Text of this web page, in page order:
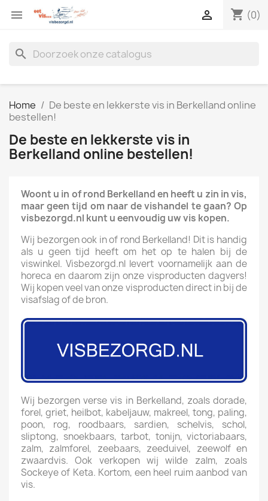
 shopping_cart (0)

search
Home
De beste en lekkerste vis in Berkelland online
bestellen!
De beste en lekkerste vis in
Berkelland online bestellen!
Woont u in of rond Berkelland en heeft u zin in vis,
maar geen tijd om naar de vishandel te gaan? Op
visbezorgd.nl kunt u eenvoudig uw vis kopen.
Wij bezorgen ook in of rond Berkelland! Dit is handig
als u geen tijd heeft om het op te halen bij de
viswinkel. Visbezorgd.nl levert voornamelijk aan de
horeca en daarom zijn onze visproducten dagvers!
Wij kopen veel van onze visproducten direct in bij de
visafslag of de bron.
Wij bezorgen verse vis in Berkelland, zoals dorade,
forel, griet, heilbot, kabeljauw, makreel, tong, paling,
poon, rog, roodbaars, sardien, schelvis, schol,
sliptong, snoekbaars, tarbot, tonijn, victoriabaars,
zalm, zalmforel, zeebaars, zeeduivel, zeewolf en
zwaardvis. Ook verkopen wij wilde zalm, zoals
Sockeye of Keta. Kortom, een heel ruim aanbod van
vis.